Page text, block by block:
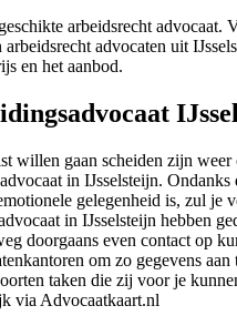
arbeidsrecht advocaat.
arbeidsrecht advocaten uit
en het aanbod.
willen gaan scheiden zijn weer
in IJsselsteijn. Ondanks
gelegenheid is, zul je
in IJsselsteijn hebben
doorgaans even contact op
om zo gegevens aan
taken die zij voor je
via Advocaatkaart.nl